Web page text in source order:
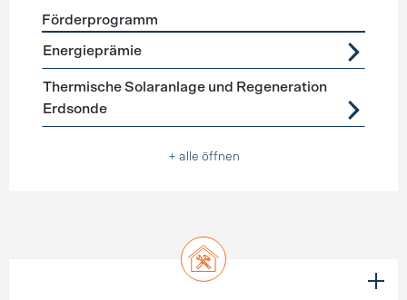
Förderprogramme
Förderprogramm
Energieprämie
Thermische Solaranlage und Regeneration
Erdsonde
+ alle öffnen